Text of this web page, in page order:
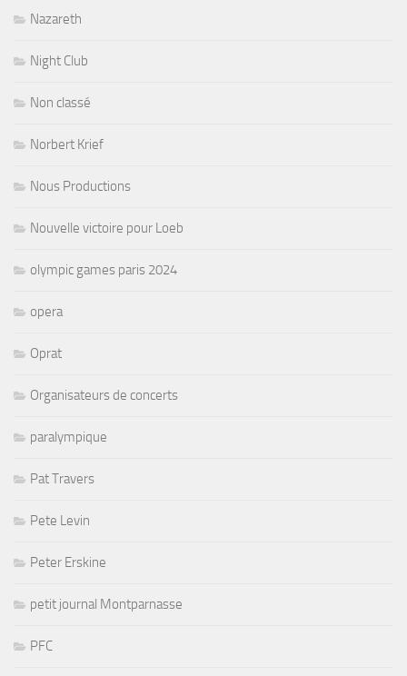
Nazareth
Night Club
Non classé
Norbert Krief
Nous Productions
Nouvelle victoire pour Loeb
olympic games paris 2024
opera
Oprat
Organisateurs de concerts
paralympique
Pat Travers
Pete Levin
Peter Erskine
petit journal Montparnasse
PFC